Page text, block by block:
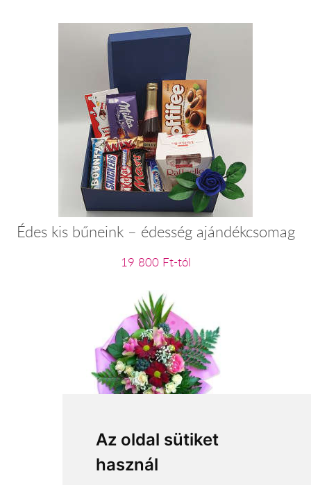
Az oldal sütiket
használ
Édes kis bűneink – édesség ajándékcsomag
19 800 Ft-tól
Most is rád gondolunk
24 800 Ft-tól